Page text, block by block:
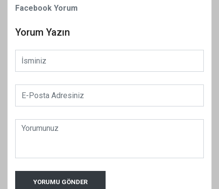
Facebook Yorum
Yorum Yazın
YORUMU GÖNDER